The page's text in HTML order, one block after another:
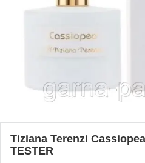
Tiziana Terenzi
TESTER